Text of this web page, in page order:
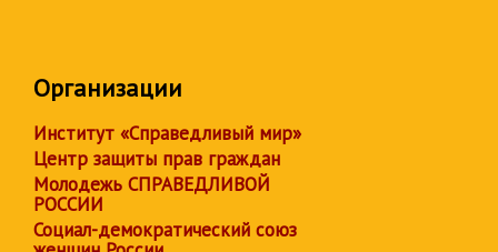
Организации
Институт «Справедливый мир»
Центр защиты прав граждан
Молодежь СПРАВЕДЛИВОЙ
РОССИИ
Социал-демократический союз